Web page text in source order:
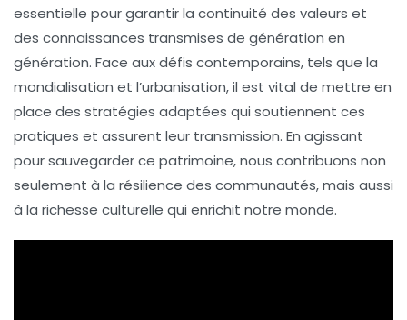
essentielle pour garantir la continuité des valeurs et
des connaissances transmises de génération en
génération. Face aux défis contemporains, tels que la
mondialisation et l’urbanisation, il est vital de mettre en
place des stratégies adaptées qui soutiennent ces
pratiques et assurent leur transmission. En agissant
pour sauvegarder ce patrimoine, nous contribuons non
seulement à la résilience des communautés, mais aussi
à la richesse culturelle qui enrichit notre monde.